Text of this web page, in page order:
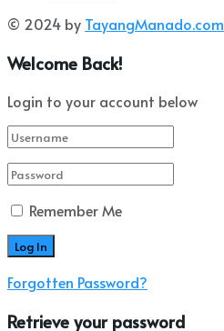
© 2024 by TayangManado.com
Welcome Back!
Login to your account below
Remember Me
Forgotten Password?
Retrieve your password